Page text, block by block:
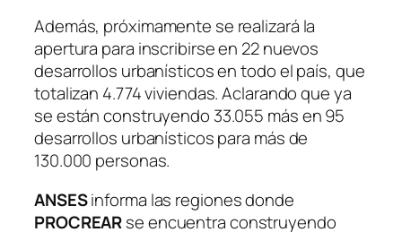
Además, próximamente se realizará la
apertura para inscribirse en 22 nuevos
desarrollos urbanísticos en todo el país, que
totalizan 4.774 viviendas. Aclarando que ya
se están construyendo 33.055 más en 95
desarrollos urbanísticos para más de
130.000 personas.
ANSESinforma las regiones donde
PROCREARse encuentra construyendo